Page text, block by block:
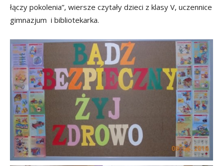
łączy pokolenia”, wiersze czytały dzieci z klasy V, uczennice
gimnazjum i bibliotekarka.